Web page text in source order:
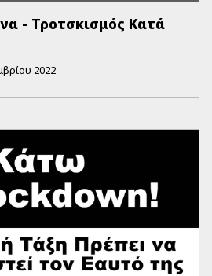
- Τροτσκισμός Κατά
2022